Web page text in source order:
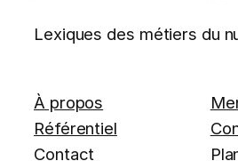
Lexiques des métiers du
À propos
Référentiel
Contact